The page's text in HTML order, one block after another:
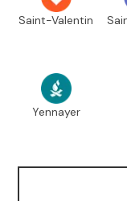
Saint-Valentin
Yennayer